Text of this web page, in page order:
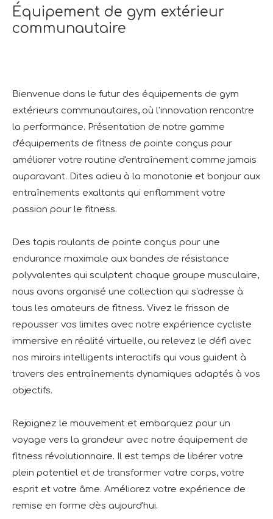
Équipement de gym extérieur
communautaire
Bienvenue dans le futur des équipements de gym
extérieurs communautaires, où l'innovation rencontre
la performance. Présentation de notre gamme
d'équipements de fitness de pointe conçus pour
améliorer votre routine d'entraînement comme jamais
auparavant. Dites adieu à la monotonie et bonjour aux
entraînements exaltants qui enflamment votre
passion pour le fitness.
Des tapis roulants de pointe conçus pour une
endurance maximale aux bandes de résistance
polyvalentes qui sculptent chaque groupe musculaire,
nous avons organisé une collection qui s'adresse à
tous les amateurs de fitness. Vivez le frisson de
repousser vos limites avec notre expérience cycliste
immersive en réalité virtuelle, ou relevez le défi avec
nos miroirs intelligents interactifs qui vous guident à
travers des entraînements dynamiques adaptés à vos
objectifs.
Rejoignez le mouvement et embarquez pour un
voyage vers la grandeur avec notre équipement de
fitness révolutionnaire. Il est temps de libérer votre
plein potentiel et de transformer votre corps, votre
esprit et votre âme. Améliorez votre expérience de
remise en forme dès aujourd'hui.